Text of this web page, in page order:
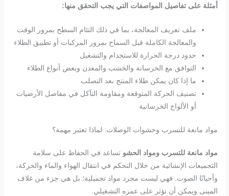
أمثلة على تفاصيل المواصفات التي يجب التحقق منها:
ملف تعريف المعالجة، بما في ذلك التئام السطح بمرور الوقت
والمعالجة الكاملة قبل السماح بمرور المركبات أو تطبيق الطلاء
حدود درجة الحرارة للاستخدام والتشغيل
التوافق مع الخرسانة والخشب والمعدن وبعض أنواع الطلاء
ما إذا كان يمكن طلاء المنتج بعد التصلب
تصنيف الحركة المتوقعة ومقاومة التآكل في مفاصل الأرضيات
أو الألواح الخرسانية
مواد مانعة للتسرب وحشوات الوصلات: لماذا تعتبر مهمة؟
مواد مانعة للتسرب ومواد الحشو تساعد في الحفاظ على سلامة
التجميعات الإنشائية من خلال التحكم في انتقال الهواء والماء والحركة،
وأحيانًا الصوت. فهي ليست مجرد مواد تجميلية؛ بل هي جزء من غلاف
المبنى ويمكن أن تؤثر على عمره التشغيلي.